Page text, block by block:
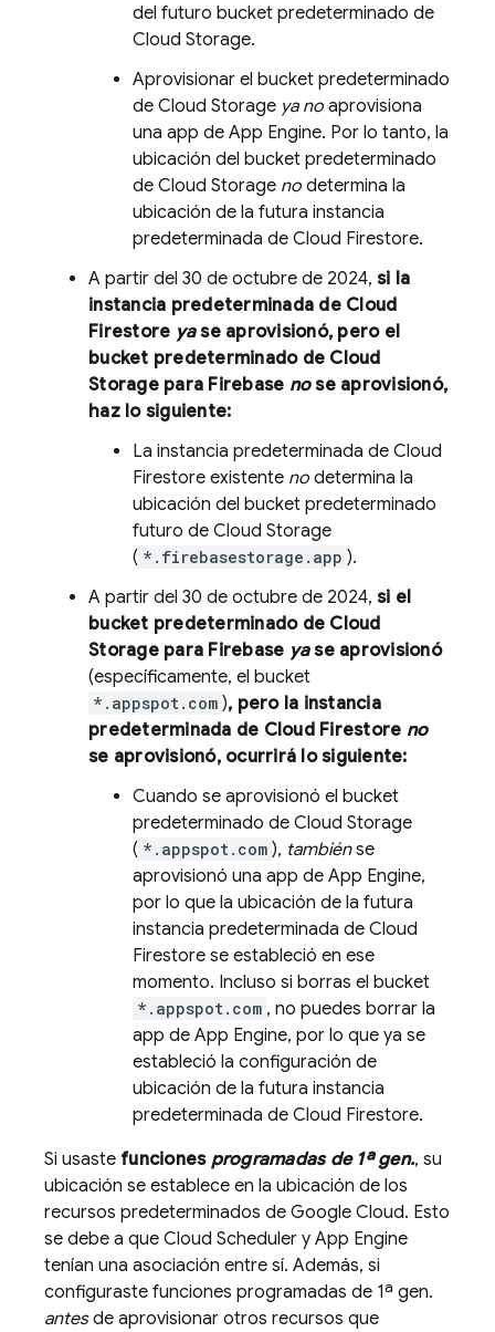
del futuro bucket predeterminado de
Cloud Storage.
Aprovisionar el bucket predeterminado
de Cloud Storage ya no aprovisiona
una app de App Engine. Por lo tanto, la
ubicación del bucket predeterminado
de Cloud Storage no determina la
ubicación de la futura instancia
predeterminada de Cloud Firestore.
A partir del 30 de octubre de 2024, si la
instancia predeterminada de Cloud
Firestore yase aprovisionó, pero el
bucket predeterminado de Cloud
Storagepara Firebase nose aprovisionó,
haz lo siguiente:
La instancia predeterminada de Cloud
Firestore existente no determina la
ubicación del bucket predeterminado
futuro de Cloud Storage
( *.firebasestorage.app ).
A partir del 30 de octubre de 2024, si el
bucket predeterminado de Cloud
Storagepara Firebase yase aprovisionó
(específicamente, el bucket
*.appspot.com ), pero la instancia
predeterminada de Cloud Firestore no
se aprovisionó, ocurrirá lo siguiente:
Cuando se aprovisionó el bucket
predeterminado de Cloud Storage
( *.appspot.com ), tambiénse
aprovisionó una app de App Engine,
por lo que la ubicación de la futura
instancia predeterminada de Cloud
Firestore se estableció en ese
momento. Incluso si borras el bucket
*.appspot.com , no puedes borrar la
app de App Engine, por lo que ya se
estableció la configuración de
ubicación de la futura instancia
predeterminada de Cloud Firestore.
Si usaste funciones programadas de 1ª gen., su
ubicación se establece en la ubicación de los
recursos predeterminados de Google Cloud. Esto
se debe a que Cloud Scheduler y App Engine
tenían una asociación entre sí. Además, si
configuraste funciones programadas de 1ª gen.
antesde aprovisionar otros recursos que